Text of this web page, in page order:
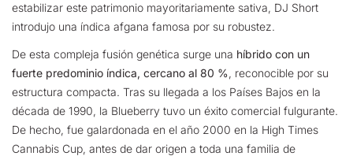
estabilizar este patrimonio mayoritariamente sativa, DJ Short
introdujo una índica afgana famosa por su robustez.
De esta compleja fusión genética surge una híbrido con un
fuerte predominio índica, cercano al 80 %, reconocible por su
estructura compacta. Tras su llegada a los Países Bajos en la
década de 1990, la Blueberry tuvo un éxito comercial fulgurante.
De hecho, fue galardonada en el año 2000 en la High Times
Cannabis Cup, antes de dar origen a toda una familia de